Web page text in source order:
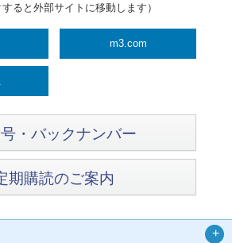
すると外部サイトに移動します）
m3.com
・バックナンバー
期購読のご案内